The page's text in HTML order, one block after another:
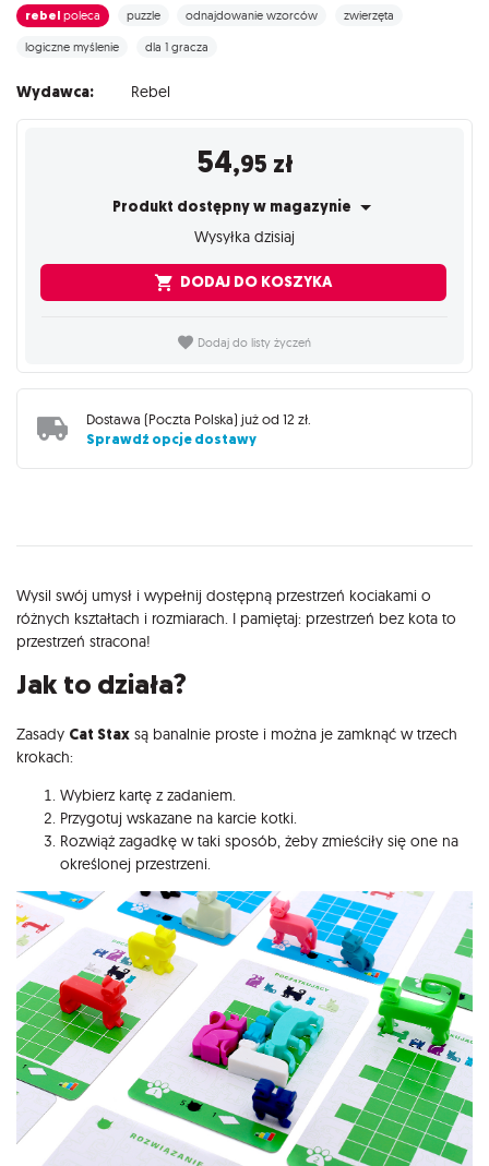
rebel poleca puzzle odnajdowanie wzorców zwierzęta
logiczne myślenie dla 1 gracza
Wydawca: Rebel
54,95 zł
Produkt dostępny w magazynie
Wysyłka dzisiaj
DODAJ DO KOSZYKA
Dodaj do listy życzeń
Dostawa (Poczta Polska) już od 12 zł
Sprawdź opcje dostawy
Opis
Wysil swój umysł i wypełnij dostępną przestrzeń kociakami o
różnych kształtach i rozmiarach. I pamiętaj: przestrzeń bez kota to
przestrzeń stracona!
Jak to działa?
Zasady Cat Stax są banalnie proste i można je zamknąć w trzech
krokach:
Wybierz kartę z zadaniem.
Przygotuj wskazane na karcie kotki.
Rozwiąż zagadkę w taki sposób, żeby zmieściły się one na
określonej przestrzeni.